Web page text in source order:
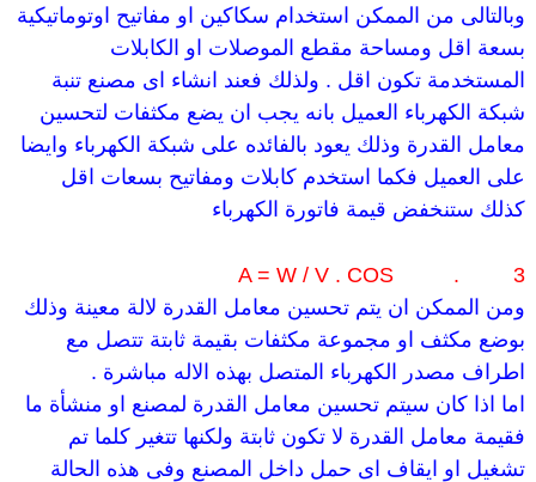
وبالتالى من الممكن استخدام سكاكين او مفاتيح اوتوماتيكية
بسعة اقل ومساحة مقطع الموصلات او الكابلات
المستخدمة تكون اقل . ولذلك فعند انشاء اى مصنع تنبة
شبكة الكهرباء العميل بانه يجب ان يضع مكثفات لتحسين
معامل القدرة وذلك يعود بالفائده على شبكة الكهرباء وايضا
على العميل فكما استخدم كابلات ومفاتيح بسعات اقل
كذلك ستنخفض قيمة فاتورة الكهرباء
A = W / V . COS .
3
ومن الممكن ان يتم تحسين معامل القدرة لالة معينة وذلك
بوضع مكثف او مجموعة مكثفات بقيمة ثابتة تتصل مع
اطراف مصدر الكهرباء المتصل بهذه الاله مباشرة .
اما اذا كان سيتم تحسين معامل القدرة لمصنع او منشأة ما
فقيمة معامل القدرة لا تكون ثابتة ولكنها تتغير كلما تم
تشغيل او ايقاف اى حمل داخل المصنع وفى هذه الحالة